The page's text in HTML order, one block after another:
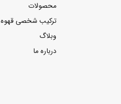
محصولات
ترکیب شخصی قهوه
وبلاگ
درباره ما